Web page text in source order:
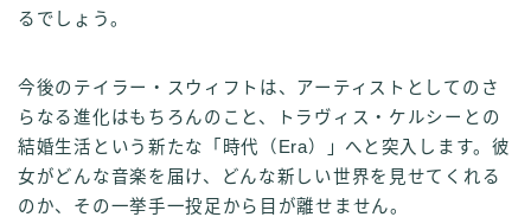
るでしょう。
今後のテイラー・スウィフトは、アーティストとしてのさ
らなる進化はもちろんのこと、トラヴィス・ケルシーとの
結婚生活という新たな「時代（Era）」へと突入します。彼
女がどんな音楽を届け、どんな新しい世界を見せてくれる
のか、その一挙手一投足から目が離せません。